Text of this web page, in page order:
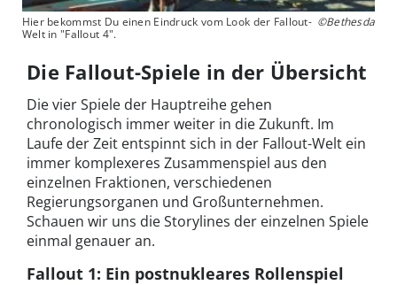
Hier bekommst Du einen Eindruck vom Look der Fallout-
Welt in "Fallout 4".
©Bethesda
Die Fallout-Spiele in der Übersicht
Die vier Spiele der Hauptreihe gehen
chronologisch immer weiter in die Zukunft. Im
Laufe der Zeit entspinnt sich in der Fallout-Welt ein
immer komplexeres Zusammenspiel aus den
einzelnen Fraktionen, verschiedenen
Regierungsorganen und Großunternehmen.
Schauen wir uns die Storylines der einzelnen Spiele
einmal genauer an.
Fallout 1: Ein postnukleares Rollenspiel